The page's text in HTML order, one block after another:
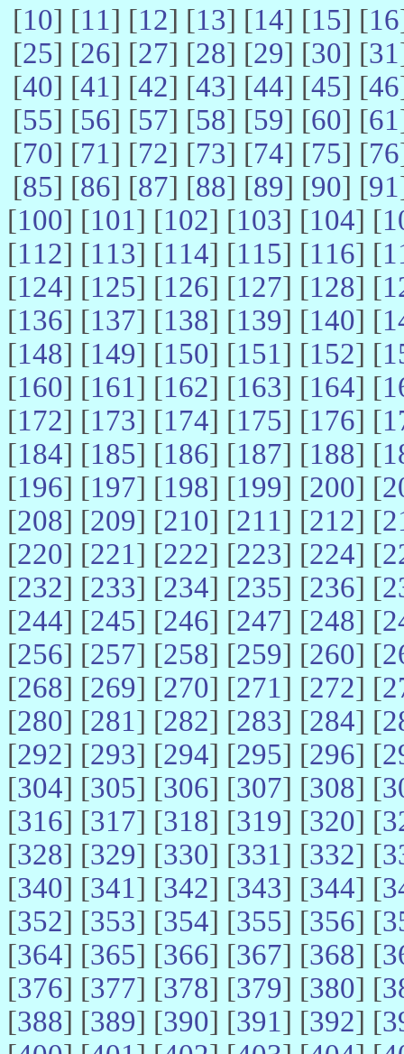
[10] [11] [12] [13] [14] [15] [16
[25] [26] [27] [28] [29] [30] [31
[40] [41] [42] [43] [44] [45] [46
[55] [56] [57] [58] [59] [60] [61
[70] [71] [72] [73] [74] [75] [76
[85] [86] [87] [88] [89] [90] [91
[100] [101] [102] [103] [104] [
[112] [113] [114] [115] [116] [
[124] [125] [126] [127] [128] [
[136] [137] [138] [139] [140] [
[148] [149] [150] [151] [152] [
[160] [161] [162] [163] [164] [
[172] [173] [174] [175] [176] [
[184] [185] [186] [187] [188] [
[196] [197] [198] [199] [200] [
[208] [209] [210] [211] [212] [
[220] [221] [222] [223] [224] [
[232] [233] [234] [235] [236] [
[244] [245] [246] [247] [248] [
[256] [257] [258] [259] [260] [
[268] [269] [270] [271] [272] [
[280] [281] [282] [283] [284] [
[292] [293] [294] [295] [296] [
[304] [305] [306] [307] [308] [
[316] [317] [318] [319] [320] [
[328] [329] [330] [331] [332] [
[340] [341] [342] [343] [344] [
[352] [353] [354] [355] [356] [
[364] [365] [366] [367] [368] [
[376] [377] [378] [379] [380] [
[388] [389] [390] [391] [392] [